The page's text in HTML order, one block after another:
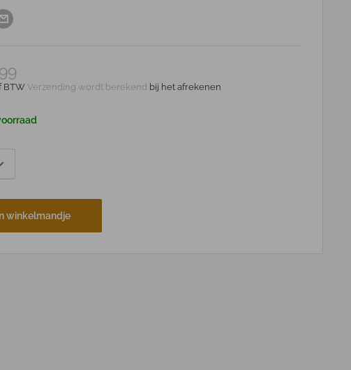
BTW Verzending wordt berekend bij het afrekenen
winkelmandje